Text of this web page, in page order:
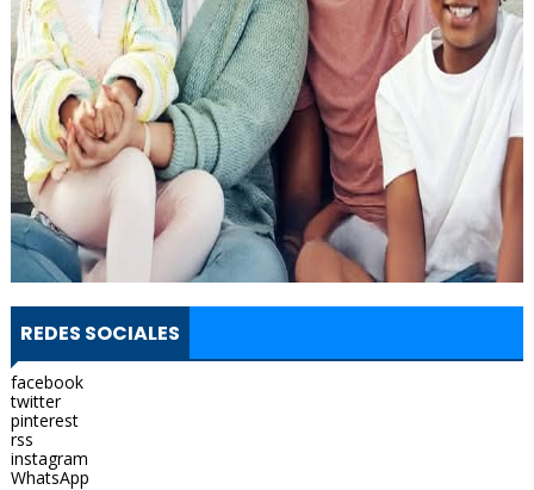
REDES SOCIALES
facebook
twitter
pinterest
rss
instagram
WhatsApp